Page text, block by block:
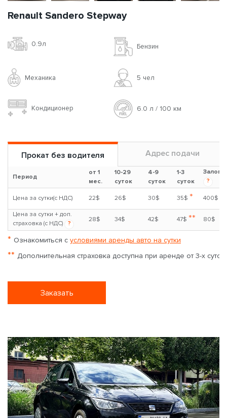
Renault Sandero Stepway
0.9л Бензин
Механика 5 чел
Кондиционер 6.0 л / 100 км
Прокат без водителя Адрес подачи
Период
от 1
мес.
10-29
суток
4-9
суток
1-3
суток
Залог
?
Цена за сутки(с НДС) 22$ 26$ 30$ 35$ * 400$
Цена за сутки + доп.
страховка (с НДС)
?
28$ 34$ 42$ 47$ ** 80$
* Ознакомиться с условиями аренды авто на сутки
** Дополнительная страховка доступна при аренде от 3-х суток
Заказать